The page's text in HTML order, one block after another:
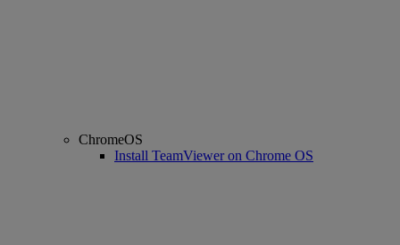
ChromeOS
Install TeamViewer on Chrome OS